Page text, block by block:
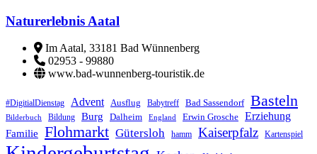
Naturerlebnis Aatal
Im Aatal, 33181 Bad Wünnenberg
02953 - 99880
www.bad-wunnenberg-touristik.de
#DigitialDienstag Advent Ausflug Babytreff Bad Sassendorf Basteln
Bilderbuch Bildung Burg Dalheim England Erwin Grosche Erziehung
Familie Flohmarkt Gütersloh hamm Kaiserpfalz Kartenspiel